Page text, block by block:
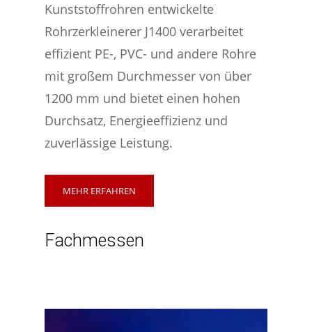
Kunststoffrohren entwickelte
Rohrzerkleinerer J1400 verarbeitet
effizient PE-, PVC- und andere Rohre
mit großem Durchmesser von über
1200 mm und bietet einen hohen
Durchsatz, Energieeffizienz und
zuverlässige Leistung.
MEHR ERFAHREN
Fachmessen